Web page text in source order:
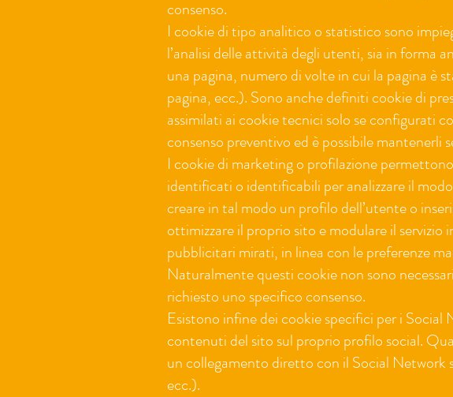
consenso.
I cookie di tipo analitico o statistico sono
l’analisi delle attività degli utenti, sia in forma
una pagina, numero di volte in cui la pagina è
pagina, ecc.). Sono anche definiti cookie di
assimilati ai cookie tecnici solo se configurati
consenso preventivo ed è possibile mantenerli
I cookie di marketing o profilazione
identificati o identificabili per analizzare il
creare in tal modo un profilo dell’utente o
ottimizzare il proprio sito e modulare il servizio
pubblicitari mirati, in linea con le preferenze
Naturalmente questi cookie non sono
richiesto uno specifico consenso.
Esistono infine dei cookie specifici per i
contenuti del sito sul proprio profilo social.
un collegamento diretto con il Social Network
ecc.).